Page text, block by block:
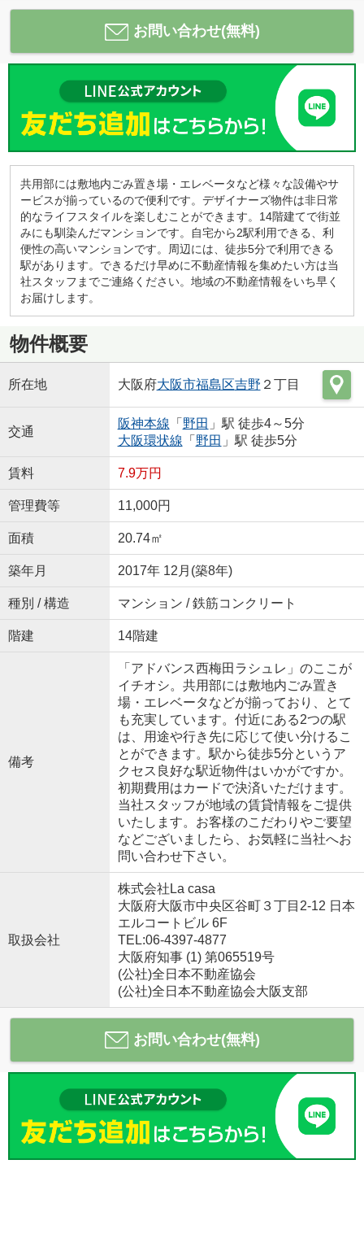
お問い合わせ(無料)
共用部には敷地内ごみ置き場・エレベータなど様々な設備やサ
ービスが揃っているので便利です。デザイナーズ物件は非日常
的なライフスタイルを楽しむことができます。14階建てで街並
みにも馴染んだマンションです。自宅から2駅利用できる、利
便性の高いマンションです。周辺には、徒歩5分で利用できる
駅があります。できるだけ早めに不動産情報を集めたい方は当
社スタッフまでご連絡ください。地域の不動産情報をいち早く
お届けします。
物件概要
所在地 大阪府大阪市福島区吉野 ２丁目
交通
阪神本線 「 野田 」駅 徒歩4～5分
大阪環状線 「 野田 」駅 徒歩5分
賃料 7.9万円
管理費等 11,000円
面積 20.74㎡
築年月 2017年 12月(築8年)
種別 / 構造 マンション / 鉄筋コンクリート
階建 14階建
備考
「アドバンス西梅田ラシュレ」のここが
イチオシ。共用部には敷地内ごみ置き
場・エレベータなどが揃っており、とて
も充実しています。付近にある2つの駅
は、用途や行き先に応じて使い分けるこ
とができます。駅から徒歩5分というア
クセス良好な駅近物件はいかがですか。
初期費用はカードで決済いただけます。
当社スタッフが地域の賃貸情報をご提供
いたします。お客様のこだわりやご要望
などございましたら、お気軽に当社へお
問い合わせ下さい。
取扱会社
株式会社La casa
大阪府大阪市中央区谷町３丁目2-12 日本
エルコートビル 6F
TEL:06-4397-4877
大阪府知事 (1) 第065519号
(公社)全日本不動産協会
(公社)全日本不動産協会大阪支部
お問い合わせ(無料)